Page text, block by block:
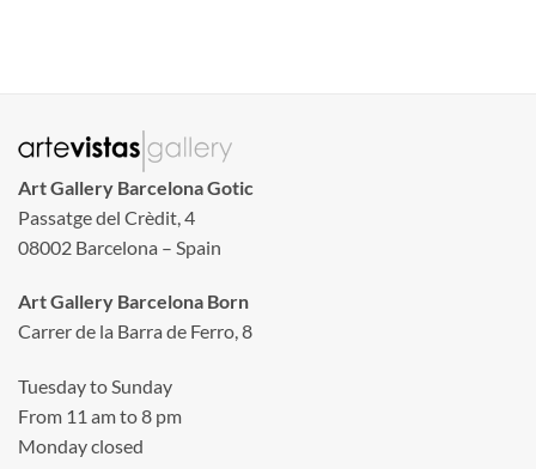
Art Gallery Barcelona Gotic
Passatge del Crèdit, 4
08002 Barcelona – Spain
Art Gallery Barcelona Born
Carrer de la Barra de Ferro, 8
Tuesday to Sunday
From 11 am to 8 pm
Monday closed